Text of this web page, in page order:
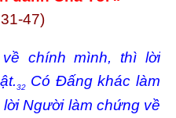
47)
chính mình, thì lời
32Có Đấng khác làm
Người làm chứng về